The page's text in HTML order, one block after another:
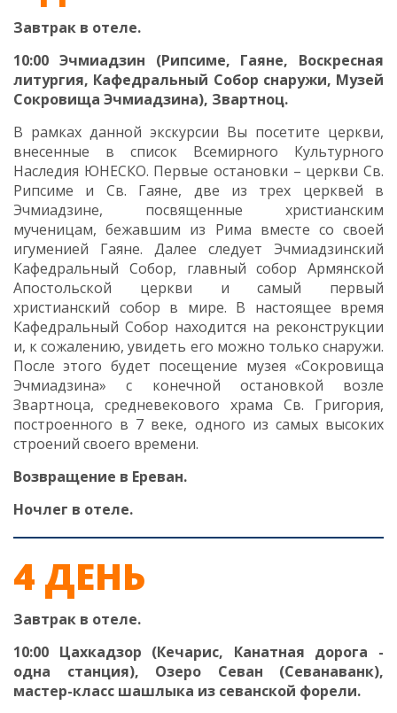
Завтрак в отеле.
10:00 Эчмиадзин (Рипсиме, Гаяне, Воскресная
литургия, Кафедральный Собор снаружи, Музей
Сокровища Эчмиадзина), Звартноц.
В рамках данной экскурсии Вы посетите церкви,
внесенные в список Всемирного Культурного
Наследия ЮНЕСКО. Первые остановки – церкви Св.
Рипсиме и Св. Гаяне, две из трех церквей в
Эчмиадзине, посвященные христианским
мученицам, бежавшим из Рима вместе со своей
игуменией Гаяне. Далее следует Эчмиадзинский
Кафедральный Собор, главный собор Армянской
Апостольской церкви и самый первый
христианский собор в мире. В настоящее время
Кафедральный Собор находится на реконструкции
и, к сожалению, увидеть его можно только снаружи.
После этого будет посещение музея «Сокровища
Эчмиадзина» с конечной остановкой возле
Звартноца, средневекового храма Св. Григория,
построенного в 7 веке, одного из самых высоких
строений своего времени.
Возвращение в Ереван.
Ночлег в отеле.
4 ДЕНЬ
Завтрак в отеле.
10:00 Цахкадзор (Кечарис, Канатная дорога -
одна станция), Озеро Севан (Севанаванк),
мастер-класс шашлыка из севанской форели.